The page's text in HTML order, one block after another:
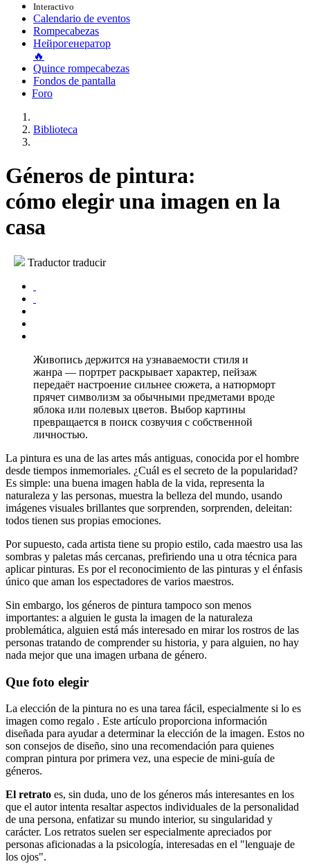
Interactivo
Calendario de eventos
Rompecabezas
Нейрогенератор
🔥
Quince rompecabezas
Fondos de pantalla
Foro
Biblioteca
Géneros de pintura:
cómo elegir una imagen en la
casa
Traductor traducir
Живопись держится на узнаваемости стиля и
жанра — портрет раскрывает характер, пейзаж
передаёт настроение сильнее сюжета, а натюрморт
прячет символизм за обычными предметами вроде
яблока или полевых цветов. Выбор картины
превращается в поиск созвучия с собственной
личностью.
La pintura es una de las artes más antiguas, conocida por el hombre
desde tiempos inmemoriales. ¿Cuál es el secreto de la popularidad?
Es simple: una buena imagen habla de la vida, representa la
naturaleza y las personas, muestra la belleza del mundo, usando
imágenes visuales brillantes que sorprenden, sorprenden, deleitan:
todos tienen sus propias emociones.
Por supuesto, cada artista tiene su propio estilo, cada maestro usa las
sombras y paletas más cercanas, prefiriendo una u otra técnica para
aplicar pinturas. Es por el reconocimiento de las pinturas y el énfasis
único que aman los espectadores de varios maestros.
Sin embargo, los géneros de pintura tampoco son menos
importantes: a alguien le gusta la imagen de la naturaleza
problemática, alguien está más interesado en mirar los rostros de las
personas tratando de comprender su historia, y para alguien, no hay
nada mejor que una imagen urbana de género.
Que foto elegir
La elección de la pintura no es una tarea fácil, especialmente si lo es
imagen como regalo . Este artículo proporciona información
diseñada para ayudar a determinar la elección de la imagen. Estos no
son consejos de diseño, sino una recomendación para quienes
compran pintura por primera vez, una especie de mini-guía de
géneros.
El retrato es, sin duda, uno de los géneros más interesantes en los
que el autor intenta resaltar aspectos individuales de la personalidad
de una persona, enfatizar su mundo interior, su singularidad y
carácter. Los retratos suelen ser especialmente apreciados por
personas aficionadas a la psicología, interesadas en el "lenguaje de
los ojos".